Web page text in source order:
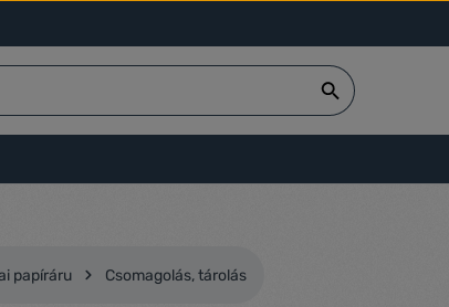
papíráru Csomagolás, tárolás